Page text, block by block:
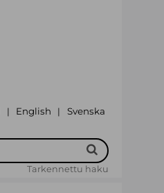
| English | Svenska
Tarkennettu haku